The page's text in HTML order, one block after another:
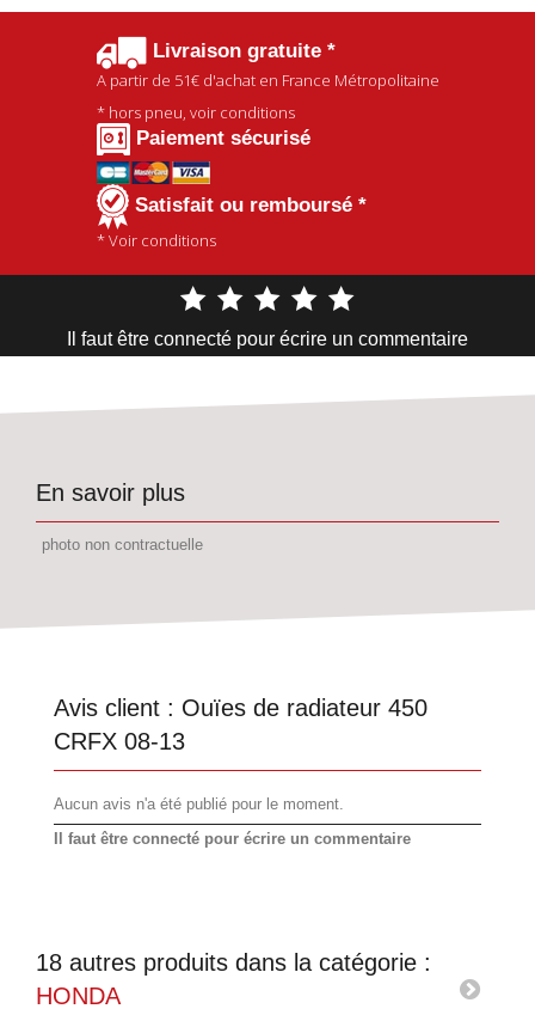
Livraison gratuite *
A partir de 51€d'achat en France Métropolitaine
* hors pneu, voir conditions
Paiement sécurisé
Satisfait ou remboursé *
* Voir conditions
Il faut être connecté pour écrire un commentaire
En savoir plus
photo non contractuelle
Avis client : Ouïes de radiateur 450
CRFX 08-13
Aucun avis n'a été publié pour le moment.
Il faut être connecté pour écrire un commentaire
18 autres produits dans la catégorie :
HONDA